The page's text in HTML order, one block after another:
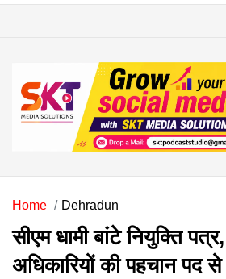
Home Dehradun
सीएम धामी बांटे नियुक्ति
अधिकारियों की पहचान पद